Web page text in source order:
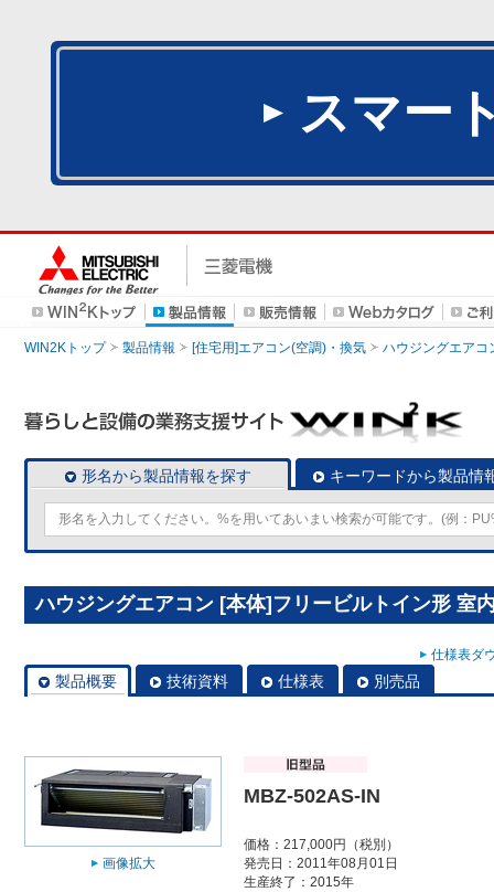
スマー
WIN2Kトップ 製品情報 [住宅用]エアコン(空調)・換気 ハウジングエアコ
形名から製品情報を探す キーワードから製品情
ハウジングエアコン [本体]フリービルトイン形 室
仕様表ダ
製品概要 技術資料 仕様表 別売品
画像拡大
MBZ-502AS-IN
価格：217,000円（税別）
発売日：2011年08月01日
生産終了：2015年